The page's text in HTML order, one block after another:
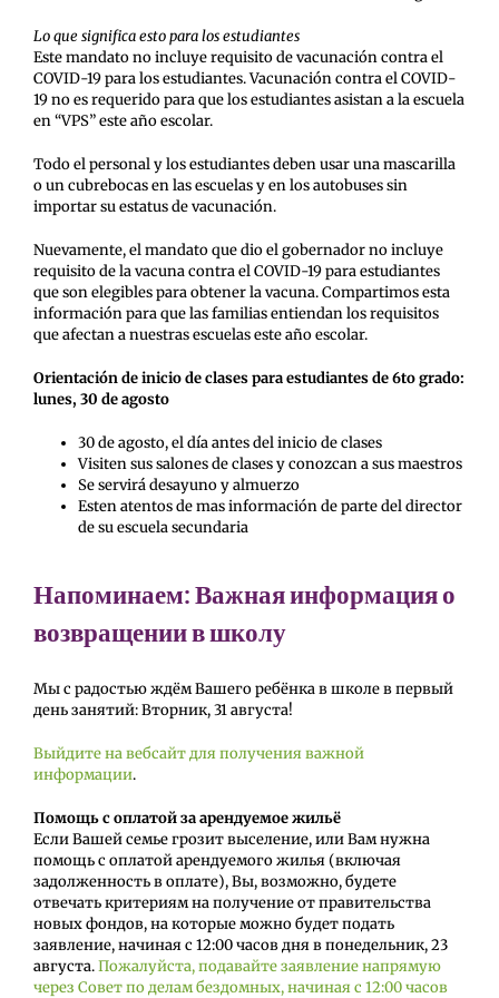
Lo que significa esto para los estudiantes
Este mandato no incluye requisito de vacunación contra el
COVID-19 para los estudiantes. Vacunación contra el COVID-
19 no es requerido para que los estudiantes asistan a la escuela
en “VPS” este año escolar.
Todo el personal y los estudiantes deben usar una mascarilla
o un cubrebocas en las escuelas y en los autobuses sin
importar su estatus de vacunación.
Nuevamente, el mandato que dio el gobernador no incluye
requisito de la vacuna contra el COVID-19 para estudiantes
que son elegibles para obtener la vacuna. Compartimos esta
información para que las familias entiendan los requisitos
que afectan a nuestras escuelas este año escolar.
Orientación de inicio de clases para estudiantes de 6to grado:
lunes, 30 de agosto
30 de agosto, el día antes del inicio de clases
Visiten sus salones de clases y conozcan a sus maestros
Se servirá desayuno y almuerzo
Esten atentos de mas información de parte del director
de su escuela secundaria
Напоминаем: Важная информация о
возвращении в школу
Мы с радостью ждём Вашего ребёнка в школе в первый
день занятий:Вторник, 31 августа!
Выйдите на вебсайт для получения важной
информации.
Помощь с оплатой за арендуемое жильё
Если Вашей семье грозит выселение, или Вам нужна
помощь с оплатой арендуемого жилья (включая
задолженность в оплате), Вы, возможно, будете
отвечать критериям на получение от правительства
новых фондов, на которые можно будет подать
заявление, начиная с 12:00 часов дня в понедельник, 23
августа.Пожалуйста, подавайте заявление напрямую
через Совет по делам бездомных, начиная с 12:00 часов